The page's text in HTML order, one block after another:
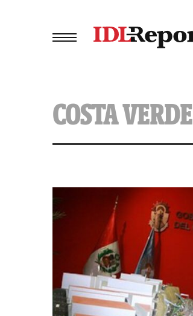
COSTA VERDE